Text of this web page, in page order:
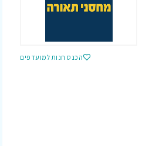
הכנס חנות למועדפים